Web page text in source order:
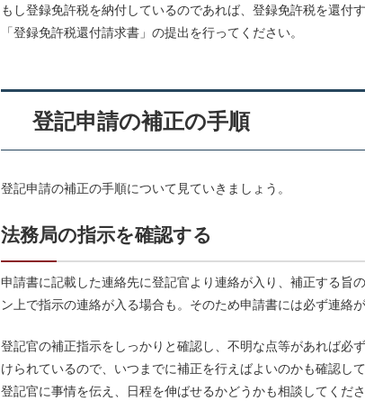
もし登録免許税を納付しているのであれば、登録免許税を還付
「登録免許税還付請求書」の提出を行ってください。
登記申請の補正の手順
登記申請の補正の手順について見ていきましょう。
法務局の指示を確認する
申請書に記載した連絡先に登記官より連絡が入り、補正する旨
ン上で指示の連絡が入る場合も。そのため申請書には必ず連絡
登記官の補正指示をしっかりと確認し、不明な点等があれば必
けられているので、いつまでに補正を行えばよいのかも確認し
登記官に事情を伝え、日程を伸ばせるかどうかも相談してくださ